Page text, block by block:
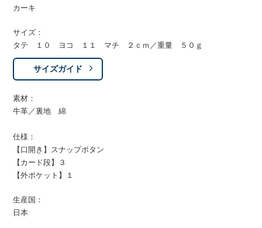
カーキ
サイズ：
タテ １０ ヨコ １１ マチ ２ｃｍ／重量 ５０ｇ
サイズガイド
素材：
牛革／裏地 綿
仕様：
【口開き】スナップボタン
【カード段】３
【外ポケット】１
生産国：
日本